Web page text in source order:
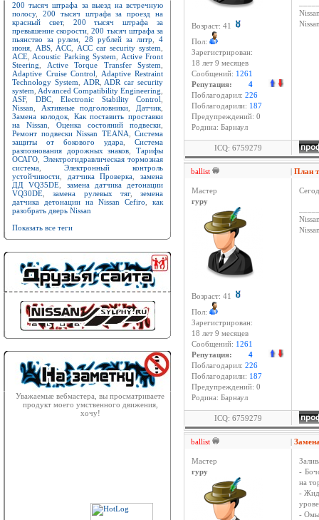
200 тысяч штрафа за выезд на встречную
полосу, 200 тысяч штрафа за проезд на
красный свет, 200 тысяч штрафа за
превышение скорости ,200 тысяч штрафа за
пьянство за рулем
28 рублей за литр
4
июня
ABS ACC ACC car security system
ACE Acoustic Parking System
Active Front
Steering
Active Torque Transfer System
Adaptive Cruise Control
Adaptive Restraint
Technology System
ADR
ADR car security
system Advanced Compatibility Engineering
ASF, DBC, Electronic Stability Control
Nissan
Активные подголовники Датчик
Замена колодок, Как поставить проставки
на Nissan
Оценка состояний подвески
Ремонт подвески Nissan TEANA
Система
защиты от бокового удара
Система
разпознования дорожных знаков ,Тарифы
ОСАГО
Электрогидравлическая тормозная
система
Электронный контроль
устойчивости
датчика Проверка ,замена
ДД VQ35DE
замена датчика детонации
VQ30DE ,замена рулевых тяг, земена
датчика детонации на Nissan Cefiro
как
разобрать дверь Nissan
Показать все теги
Уважаемые вебмастера, вы просматриваете
продукт моего умственного движения,
хочу!
Возраст: 41
Пол:
Зарегистрирован:
18 лет 9 месяцев
Сообщений: 1261
Репутация: 4
Поблагодарил: 226
Поблагодарили: 187
Предупреждений: 0
Родина: Барнаул
ICQ: 6759279
ballist | План
Мастер
гуру
Возраст: 41
Пол:
Зарегистрирован:
18 лет 9 месяцев
Сообщений: 1261
Репутация: 4
Поблагодарил: 226
Поблагодарили: 187
Предупреждений: 0
Родина: Барнаул
ICQ: 6759279
ballist |
Мастер
гуру
-
на
-
-